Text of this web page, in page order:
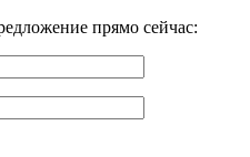
прямо сейчас: